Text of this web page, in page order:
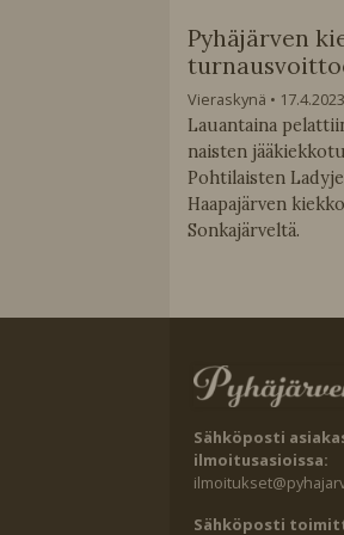
Pyhäjärven
Vieraskynä 17.4.2023
Lauantaina
naisten
Pohtilaisten
Haapajärven
Sonkajärveltä.
Sähköposti
ilmoitusasioissa:
Sähköposti